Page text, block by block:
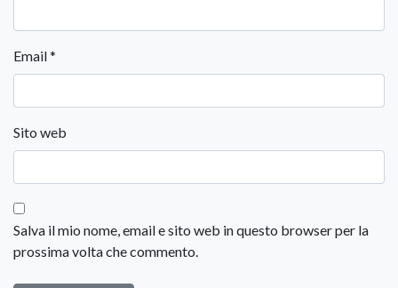
Email*
Sito web
Salva il mio nome, email e sito web in questo browser per la
prossima volta che commento.